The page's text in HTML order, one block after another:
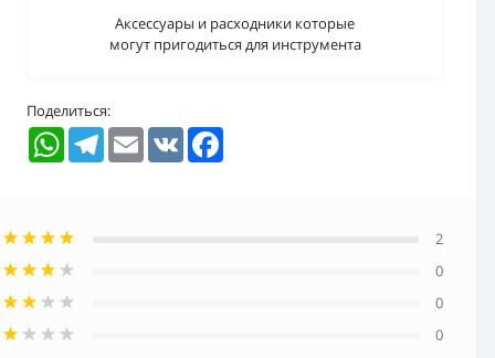
Аксессуары и расходники которые
могут пригодиться для инструмента
Поделиться:
WhatsAppTelegramEmail VK
2
0
0
0